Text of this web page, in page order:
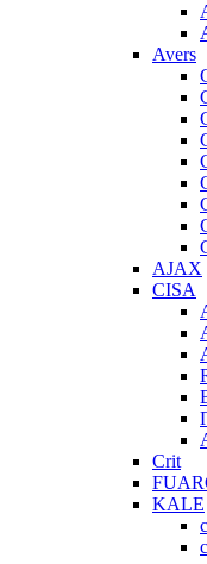
Avers
AJAX
CISA
Crit
KALE